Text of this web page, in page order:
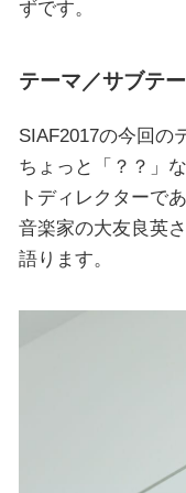
ずです。
テーマ／サブテ
SIAF2017の今回の
ちょっと「？？」
トディレクターで
音楽家の大友良英
語ります。